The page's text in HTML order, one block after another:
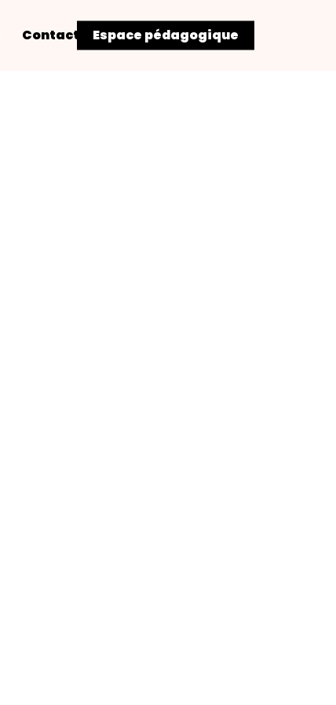
Contact Espace pédagogique